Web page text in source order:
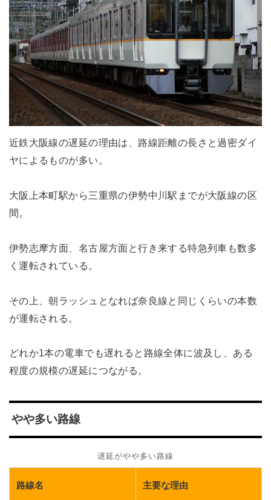
近鉄大阪線の遅延の理由は、路線距離の長さと過密ダイ
ヤによるものが多い。
大阪上本町駅から三重県の伊勢中川駅までが大阪線の区
間。
伊勢志摩方面、名古屋方面と行き来する特急列車も数多
く運転されている。
その上、朝ラッシュとなれば奈良線と同じくらいの本数
が運転される。
どれか1本の電車でも遅れると路線全体に波及し、ある
程度の規模の遅延につながる。
やや多い路線
遅延がやや多い路線
路線名 主要な理由